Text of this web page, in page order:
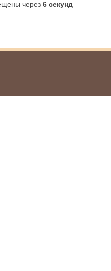
через 5 секунд